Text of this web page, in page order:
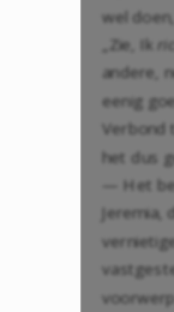
wel
„Zie, Ik
andere,
eenig
Verbond
het dus
— Het
Jeremia,